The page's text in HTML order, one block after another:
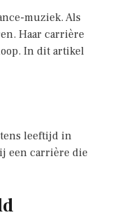
muziek. Als
Haar carrière
In dit artikel
leeftijd in
een carrière die